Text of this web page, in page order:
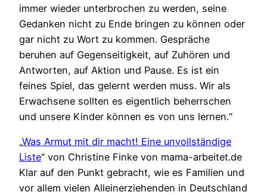
immer wieder unterbrochen zu werden, seine
Gedanken nicht zu Ende bringen zu können oder
gar nicht zu Wort zu kommen. Gespräche
beruhen auf Gegenseitigkeit, auf Zuhören und
Antworten, auf Aktion und Pause. Es ist ein
feines Spiel, das gelernt werden muss. Wir als
Erwachsene sollten es eigentlich beherrschen
und unsere Kinder können es von uns lernen.“
„Was Armut mit dir macht! Eine unvollständige
Liste“ von Christine Finke von mama-arbeitet.de
Klar auf den Punkt gebracht, wie es Familien und
vor allem vielen Alleinerziehenden in Deutschland